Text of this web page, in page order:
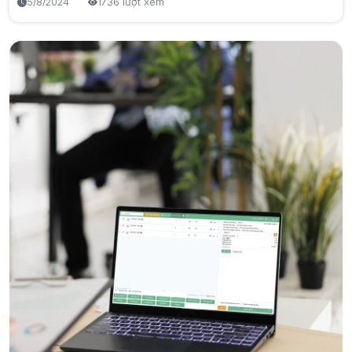
7/8/2026 11 lượt xem
eTax Mobile: Hướng Dẫn Tra Cứu & Nộp Thuế Mới Nhất
2026
7/8/2026
11 lượt xem
Thuế
Phần Mềm Đánh Giá Hiệu Suất Nhân Viên và Quản Trị
Bado Doanh nghiệp
Giải Pháp Quản Lý Nhà Hàng, Quán Ăn Chuyên Nghiệp
21/9/2024 1510 lượt xem
Học Cách Quản Lý Liệu Trình Spa Hiệu Quả Với Bado
10/8/2024
Quản lý nhân viên
Quản lý khách hàng
Bado Care - Nền Tảng Quản Lý Spa và Hair Salon
1466 lượt xem
Spa & Salon
Khó chăm sóc khách hàng
Quản lý khách hàng
Cách Bán Hàng Trên TikTok Shop: Hướng Dẫn Chi Tiết
Từ A Đến Z Cho Người Mới Bắt Đầu
15/4/2026
1372 lượt xem